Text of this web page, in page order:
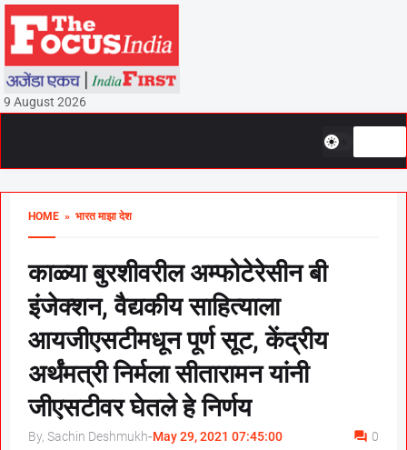
9 August 2026
HOME » भारत माझा देश
काळ्या बुरशीवरील अम्फोटेरेसीन बी
इंजेक्शन, वैद्यकीय साहित्याला
आयजीएसटीमधून पूर्ण सूट, केंद्रीय
अर्थंमत्री निर्मला सीतारामन यांनी
जीएसटीवर घेतले हे निर्णय
By, Sachin Deshmukh-May 29, 2021 07:45:00 0